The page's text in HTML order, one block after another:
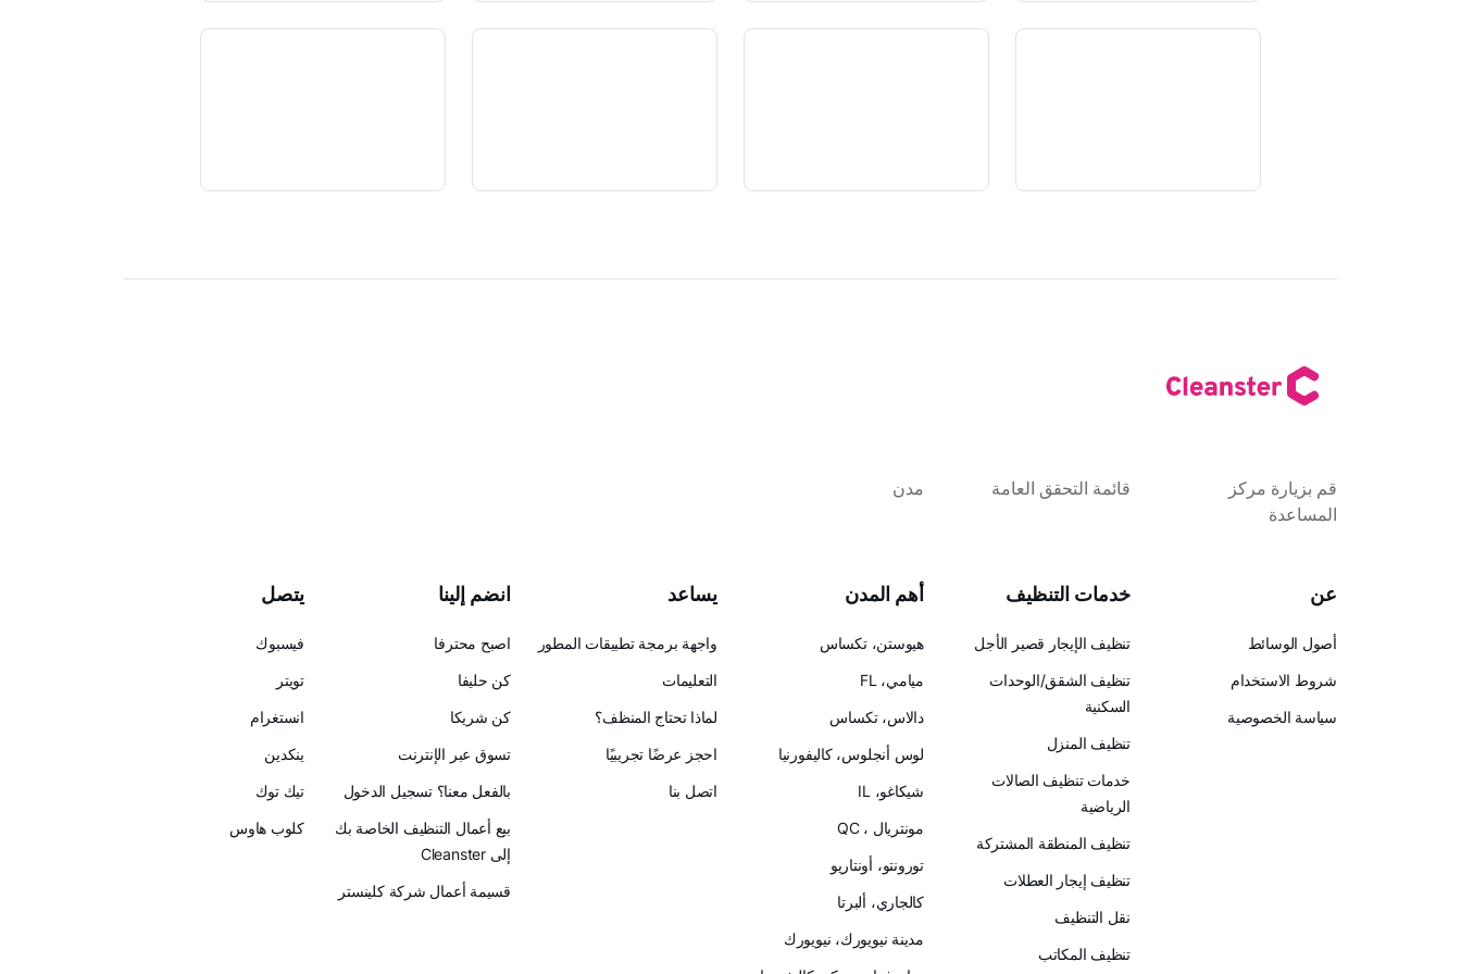
قم بزيارة مركز
المساعدة
قائمة التحقق العامة مدن
عن
أصول الوسائط
شروط الاستخدام
سياسة الخصوصية
خدمات التنظيف
تنظيف الإيجار قصير الأجل
تنظيف الشقق/الوحدات
السكنية
تنظيف المنزل
خدمات تنظيف الصالات
الرياضية
تنظيف المنطقة المشتركة
تنظيف إيجار العطلات
نقل التنظيف
تنظيف المكاتب
أهم المدن
هيوستن، تكساس
ميامي، FL
دالاس، تكساس
لوس أنجلوس، كاليفورنيا
شيكاغو، IL
مونتريال ، QC
تورونتو، أونتاريو
كالجاري، ألبرتا
مدينة نيويورك، نيويورك
يساعد
واجهة برمجة تطبيقات المطور
التعليمات
لماذا تحتاج المنظف؟
احجز عرضًا تجريبيًا
اتصل بنا
انضم إلينا
اصبح محترفا
كن حليفا
كن شريكا
تسوق عبر الإنترنت
بالفعل معنا؟ تسجيل الدخول
بيع أعمال التنظيف الخاصة بك
إلى Cleanster
قسيمة أعمال شركة كلينستر
يتصل
فيسبوك
تويتر
انستغرام
ينكدين
تيك توك
كلوب هاوس